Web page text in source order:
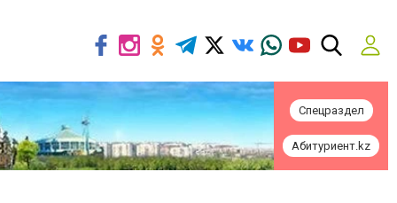
Спецраздел
Абитуриент.kz